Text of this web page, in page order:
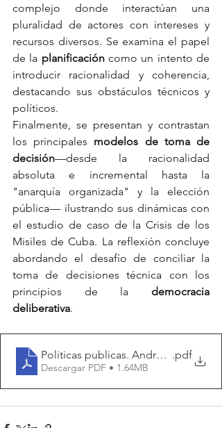
complejo donde interactúan una
pluralidad de actores con intereses y
recursos diversos. Se examina el papel
de la planificación como un intento de
introducir racionalidad y coherencia,
destacando sus obstáculos técnicos y
políticos.
Finalmente, se presentan y contrastan
los principales modelos de toma de
decisión—desde la racionalidad
absoluta e incremental hasta la
"anarquía organizada" y la elección
pública— ilustrando sus dinámicas con
el estudio de caso de la Crisis de los
Misiles de Cuba. La reflexión concluye
abordando el desafío de conciliar la
toma de decisiones técnica con los
principios de la democracia
deliberativa.
Politicas publicas. Andre Noel Roth
.pdf
Descargar PDF • 1.64MB